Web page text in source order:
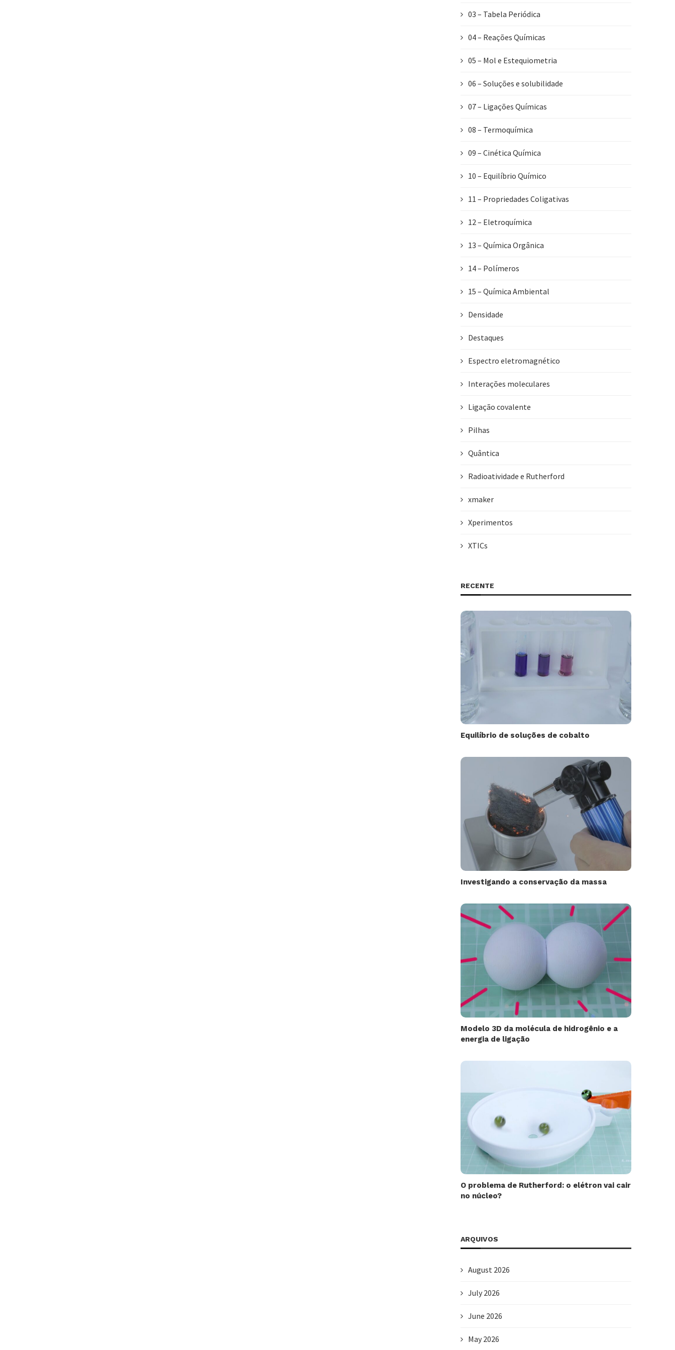
03 – Tabela Periódica
04 – Reações Químicas
05 – Mol e Estequiometria
06 – Soluções e solubilidade
07 – Ligações Químicas
08 – Termoquímica
09 – Cinética Química
10 – Equilíbrio Químico
11 – Propriedades Coligativas
12 – Eletroquímica
13 – Química Orgânica
14 – Polímeros
15 – Química Ambiental
Densidade
Destaques
Espectro eletromagnético
Interações moleculares
Ligação covalente
Pilhas
Quântica
Radioatividade e Rutherford
xmaker
Xperimentos
XTICs
RECENTE
Equilíbrio de soluções de cobalto
Investigando a conservação da massa
Modelo 3D da molécula de hidrogênio e a
energia de ligação
O problema de Rutherford: o elétron vai cair
no núcleo?
ARQUIVOS
August 2026
July 2026
June 2026
May 2026